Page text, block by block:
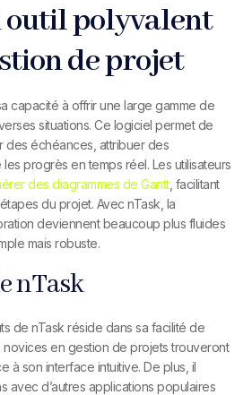
outil polyvalent
de projet
capacité à offrir une large gamme de
situations. Ce logiciel permet de
des échéances, attribuer des
progrès en temps réel. Les utilisateurs
des diagrammes de Gantt, facilitant
du projet. Avec nTask, la
deviennent beaucoup plus fluides
mais robuste.
nTask
de nTask réside dans sa facilité de
novices en gestion de projets trouveront
à son interface intuitive. De plus, il
avec d’autres applications populaires